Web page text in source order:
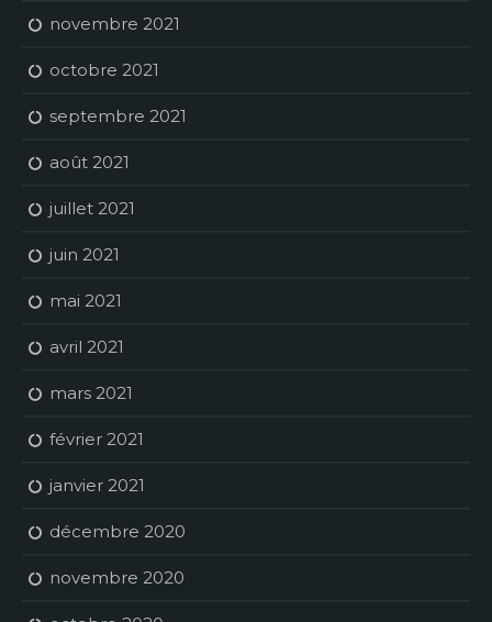
novembre 2021
octobre 2021
septembre 2021
août 2021
juillet 2021
juin 2021
mai 2021
avril 2021
mars 2021
février 2021
janvier 2021
décembre 2020
novembre 2020